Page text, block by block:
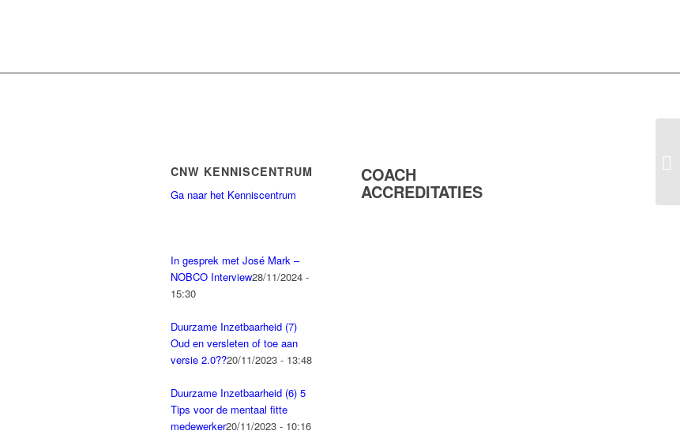
CNW KENNISCENTRUM
Ga naar het Kenniscentrum
In gesprek met José Mark –
NOBCO Interview28/11/2024 -
15:30
Duurzame Inzetbaarheid (7)
Oud en versleten of toe aan
versie 2.0??20/11/2023 - 13:48
Duurzame Inzetbaarheid (6) 5
Tips voor de mentaal fitte
medewerker20/11/2023 - 10:16
COACH
ACCREDITATIES